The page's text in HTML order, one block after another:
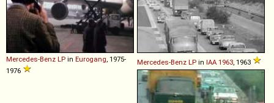
Mercedes-Benz LP in Eurogang , 1975-
1976
Mercedes-Benz LP in IAA 1963 , 1963